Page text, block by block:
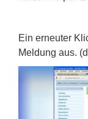
Ein erneuter
Meldung aus.